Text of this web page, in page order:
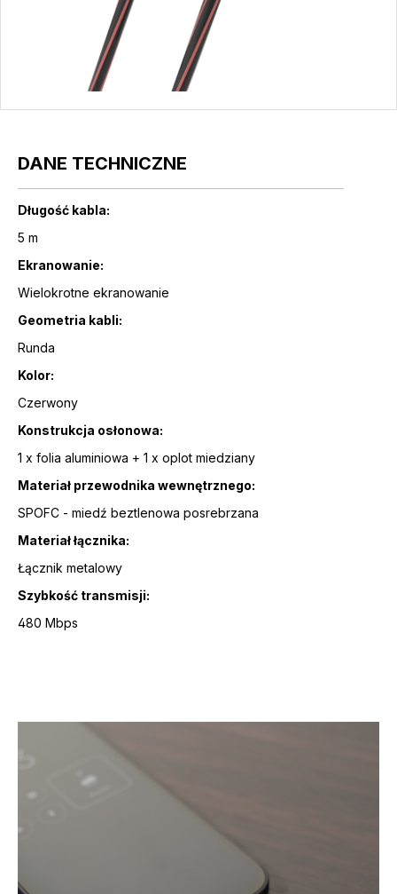
DANE TECHNICZNE
Długość kabla:
5 m
Ekranowanie:
Wielokrotne ekranowanie
Geometria kabli:
Runda
Kolor:
Czerwony
Konstrukcja osłonowa:
1 x folia aluminiowa + 1 x oplot miedziany
Materiał przewodnika wewnętrznego:
SPOFC - miedź beztlenowa posrebrzana
Materiał łącznika:
Łącznik metalowy
Szybkość transmisji:
480 Mbps